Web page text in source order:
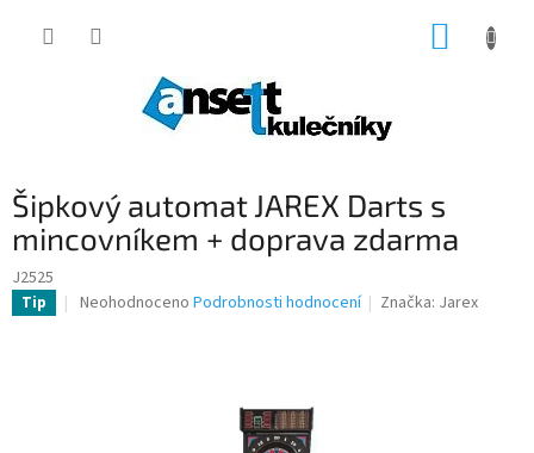
Šipkový automat JAREX Darts s
mincovníkem + doprava zdarma
J2525
Tip
Průměrné
Neohodnoceno Podrobnosti hodnocení Značka: Jarex